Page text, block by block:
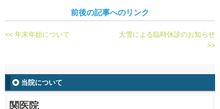
前後の記事へのリンク
<< 年末年始について
大雪による臨時休診のお知らせ
>>
当院について
関医院